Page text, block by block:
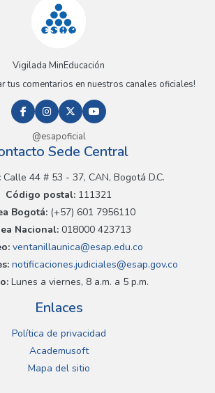
Vigilada MinEducación
tus comentarios en nuestros canales oficiales!
@esapoficial
Sede Central
Calle 44 # 53 - 37, CAN, Bogotá D.C.
Código postal: 111321
Bogotá:(+57) 601 7956110
Nacional: 018000 423713
ventanillaunica@esap.edu.co
notificaciones.judiciales@esap.gov.co
Lunes a viernes, 8 a.m. a 5 p.m.
Enlaces
Política de privacidad
Academusoft
Mapa del sitio